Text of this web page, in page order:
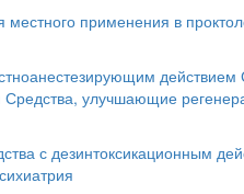
применения в
действием
Средства, улучшающие
с дезинтоксикационным